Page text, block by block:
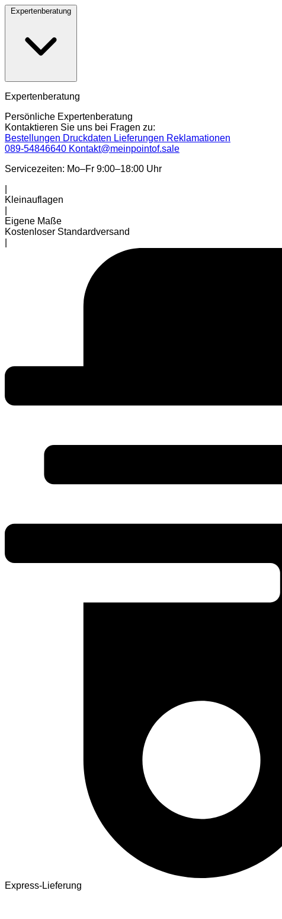
Expertenberatung
Expertenberatung
Persönliche Expertenberatung
Kontaktieren Sie uns bei Fragen zu:
Bestellungen Druckdaten Lieferungen Reklamationen
089-54846640 Kontakt@meinpointof.sale
Servicezeiten: Mo–Fr 9:00–18:00 Uhr
Kleinauflagen
Eigene Maße
Kostenloser Standardversand
Express-Lieferung